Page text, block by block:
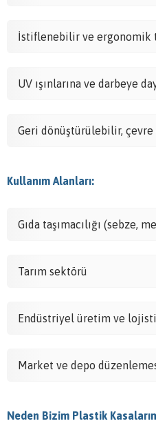
İstiflenebilir ve ergonomik
UV ışınlarına ve darbeye
Geri dönüştürülebilir,
Kullanım Alanları:
Gıda taşımacılığı (sebze,
Tarım sektörü
Endüstriyel üretim ve
Market ve depo
Neden Bizim Plastik